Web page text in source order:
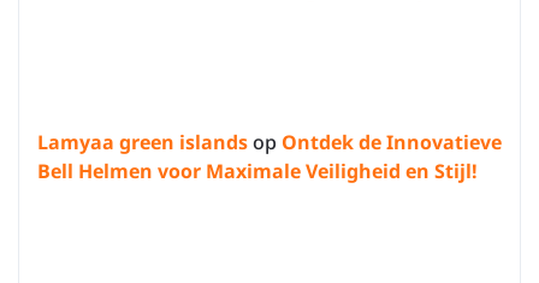
Lamyaa green islandsop Ontdek de Innovatieve
Bell Helmen voor Maximale Veiligheid en Stijl!